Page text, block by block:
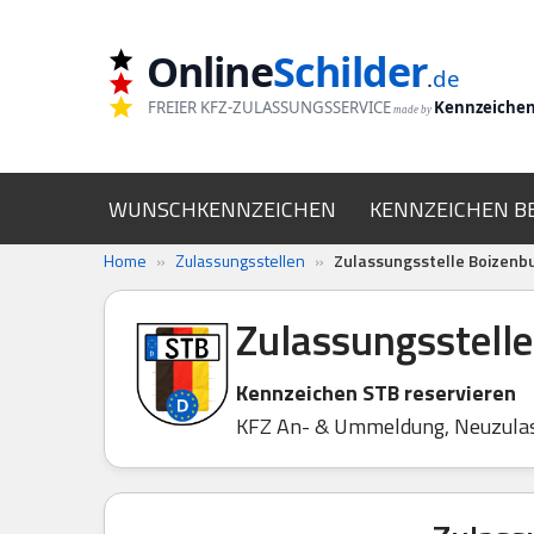
OnlineSchilder.de
FREIER KFZ-ZULASSUNGSSERVICE made by Kennzeichen
WUNSCHKENNZEICHEN KENNZEICHEN
Home » Zulassungsstellen » Zulassungsstelle
Kennzeichen STB reservieren
KFZ An- & Ummeldung,